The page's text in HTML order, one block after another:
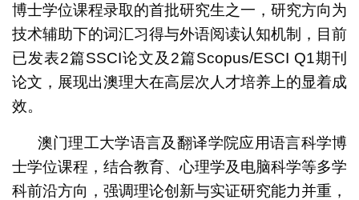
博士学位课程录取的首批研究生之一，研究方向为
技术辅助下的词汇习得与外语阅读认知机制，目前
已发表2篇SSCI论文及2篇Scopus/ESCI Q1期刊
论文，展现出澳理大在高层次人才培养上的显着成
效。
澳门理工大学语言及翻译学院应用语言科学博
士学位课程，结合教育、心理学及电脑科学等多学
科前沿方向，强调理论创新与实证研究能力并重，